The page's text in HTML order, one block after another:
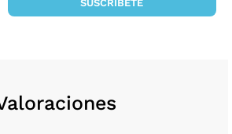
SUSCRÍBETE